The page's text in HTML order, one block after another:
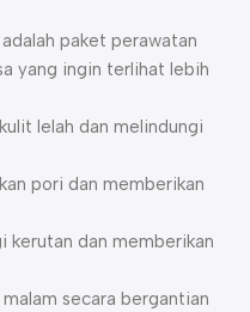
paket perawatan
yang ingin terlihat lebih
lelah dan melindungi
pori dan memberikan
kerutan dan memberikan
malam secara bergantian